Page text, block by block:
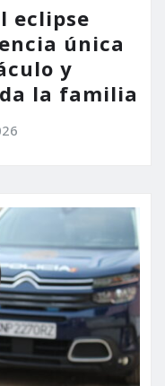
eclipse
única
y
la familia